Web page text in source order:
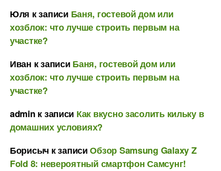
Юля к записи Баня, гостевой дом или
хозблок: что лучше строить первым на
участке?
Иван к записи Баня, гостевой дом или
хозблок: что лучше строить первым на
участке?
admin к записи Как вкусно засолить кильку в
домашних условиях?
Борисыч к записиОбзор Samsung Galaxy Z
Fold 8: невероятный смартфон Самсунг!